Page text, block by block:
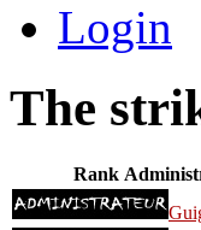
Login
The
Rank